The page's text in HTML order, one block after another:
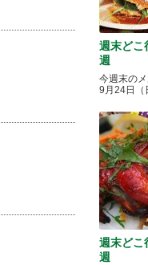
週末どこ
週
今週末の
9月24日（
週末どこ
週